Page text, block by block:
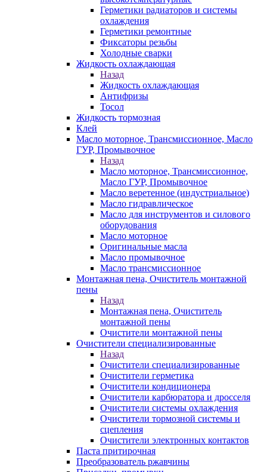
Герметики радиаторов и системы
охлаждения
Герметики ремонтные
Фиксаторы резьбы
Холодные сварки
Жидкость охлаждающая
Назад
Жидкость охлаждающая
Антифризы
Тосол
Жидкость тормозная
Клей
Масло моторное, Трансмиссионное, Масло
ГУР, Промывочное
Назад
Масло моторное, Трансмиссионное,
Масло ГУР, Промывочное
Масло веретенное (индустриальное)
Масло гидравлическое
Масло для инструментов и силового
оборудования
Масло моторное
Оригинальные масла
Масло промывочное
Масло трансмиссионное
Монтажная пена, Очиститель монтажной
пены
Назад
Монтажная пена, Очиститель
монтажной пены
Очистители монтажной пены
Очистители специализированные
Назад
Очистители специализированные
Очистители герметика
Очистители кондиционера
Очистители карбюратора и дросселя
Очистители системы охлаждения
Очистители тормозной системы и
сцепления
Очистители электронных контактов
Паста притирочная
Преобразователь ржавчины